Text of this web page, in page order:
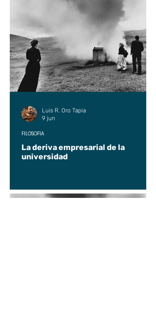
La deriva empresarial de la
universidad
FILOSOFÍA
Luis R. Oro Tapia
9 jun